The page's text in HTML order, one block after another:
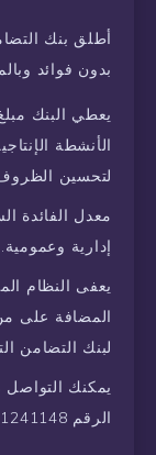
أطلق بنك
بدون فوائد
لتحسين
معدل الفائدة
إدارية وعمومية.
يعفى النظام
المضافة على
لبنك التضامن
يمكنك
الرقم 21671241148